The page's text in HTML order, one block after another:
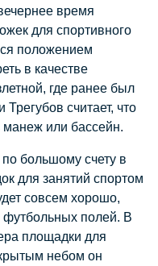
время
для спортивного
положением
в качестве
где ранее был
считает, что
манеж или бассейн.
большому счету в
для занятий спортом
совсем хорошо,
футбольных полей. В
площадки для
небом он